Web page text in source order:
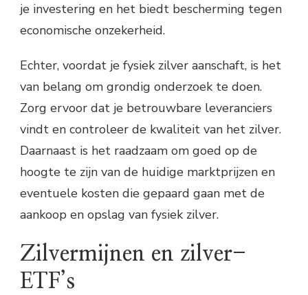
je investering en het biedt bescherming tegen
economische onzekerheid.
Echter, voordat je fysiek zilver aanschaft, is het
van belang om grondig onderzoek te doen.
Zorg ervoor dat je betrouwbare leveranciers
vindt en controleer de kwaliteit van het zilver.
Daarnaast is het raadzaam om goed op de
hoogte te zijn van de huidige marktprijzen en
eventuele kosten die gepaard gaan met de
aankoop en opslag van fysiek zilver.
Zilvermijnen en zilver-
ETF’s